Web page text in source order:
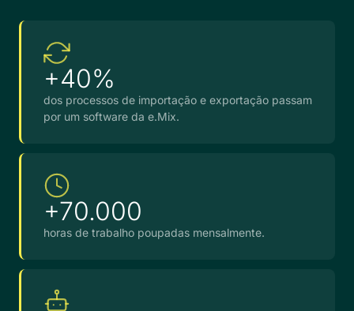
+40%
dos processos de importação e exportação passam
por um software da e.Mix.
+70.000
horas de trabalho poupadas mensalmente.